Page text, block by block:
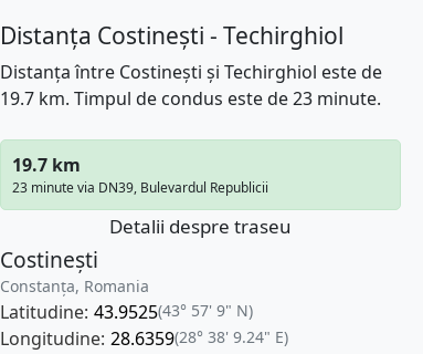
Distanța Costinești - Techirghiol
Distanța între Costinești și Techirghiol este de
19.7 km. Timpul de condus este de 23 minute.
19.7 km
23 minute via DN39, Bulevardul Republicii
Detalii despre traseu
Costinești
Constanța, Romania
Latitudine: 43.9525(43° 57' 9" N)
Longitudine: 28.6359(28° 38' 9.24" E)